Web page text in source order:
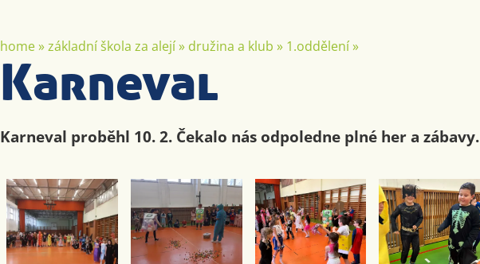
home»základní škola za alejí» družina a klub » 1.oddělení»
Karneval
Karneval proběhl 10. 2. Čekalo nás odpoledne plné her a zábavy.